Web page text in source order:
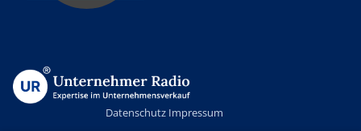
Datenschutz Impressum